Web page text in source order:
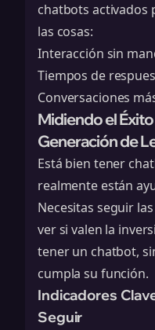
chatbots activados
las cosas:
Interacción sin
Tiempos de
Conversaciones
Midiendo el
Generación de
Está bien tener
realmente están
Necesitas seguir
ver si valen la
tener un chatbot,
cumpla su función.
Indicadores
Seguir